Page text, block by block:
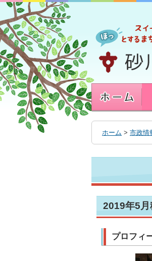
へ
移
動
す
る
ホーム > 市政情
2019年5
プロフィ